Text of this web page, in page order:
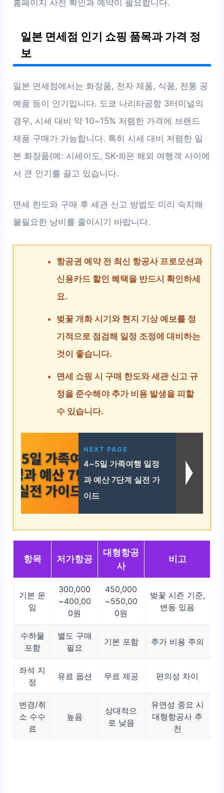
홈페이지 사전 확인과 예약이 필요합니다.
일본 면세점 인기 쇼핑 품목과 가격 정
보
일본 면세점에서는 화장품, 전자 제품, 식품, 전통 공
예품 등이 인기입니다. 도쿄 나리타공항 3터미널의
경우, 시세 대비 약 10~15% 저렴한 가격에 브랜드
제품 구매가 가능합니다. 특히 시세 대비 저렴한 일
본 화장품(예: 시세이도, SK-II)은 해외 여행객 사이에
서 큰 인기를 끌고 있습니다.
면세 한도와 구매 후 세관 신고 방법도 미리 숙지해
불필요한 낭비를 줄이시기 바랍니다.
항공권 예약 전 최신 항공사 프로모션과
신용카드 할인 혜택을 반드시 확인하세
요.
벚꽃 개화 시기와 현지 기상 예보를 정
기적으로 점검해 일정 조정에 대비하는
것이 좋습니다.
면세 쇼핑 시 구매 한도와 세관 신고 규
정을 준수해야 추가 비용 발생을 피할
수 있습니다.
NEXT PAGE
4~5일 가족여행 일정
과 예산 7단계 실전 가
이드
항목 저가항공
대형항공
사
비고
기본 운
임
300,000
~400,00
0원
450,000
~550,00
0원
벚꽃 시즌 기준,
변동 있음
수하물
포함
별도 구매
필요
기본 포함 추가 비용 주의
좌석 지
정
유료 옵션 무료 제공 편의성 차이
변경/취
소 수수
료
높음
상대적으
로 낮음
유연성 중요 시
대형항공사 추
천